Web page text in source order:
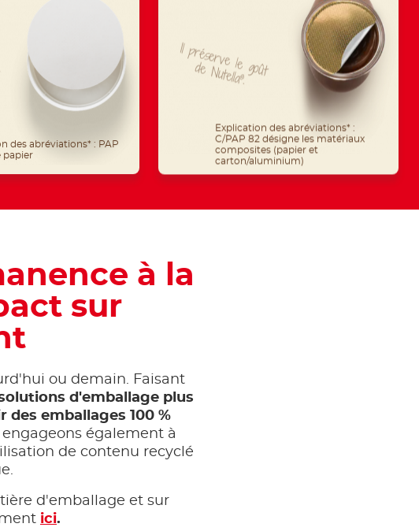
papier
Il
préserve
le
goût
de
N
utella®.
Explication des abréviations* :
C/PAP 82 désigne les matériaux
composites (papier et
carton/aluminium)
à la
sur
ou demain. Faisant
d'emballage plus
emballages 100 %
engageons également à
de contenu recyclé
d'emballage et sur
ici.